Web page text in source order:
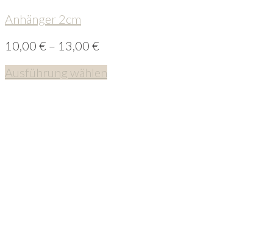
Anhänger 2cm
10,00 € – 13,00 €
Ausführung wählen